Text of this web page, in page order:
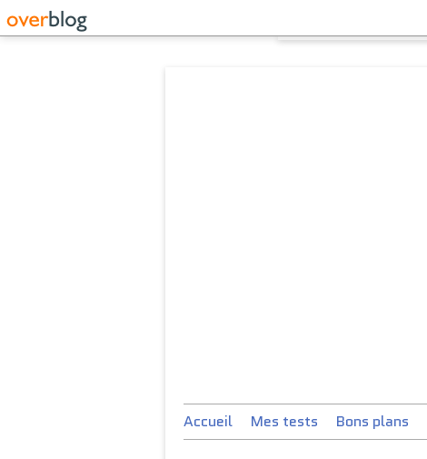
Accueil Mes tests Bons plans